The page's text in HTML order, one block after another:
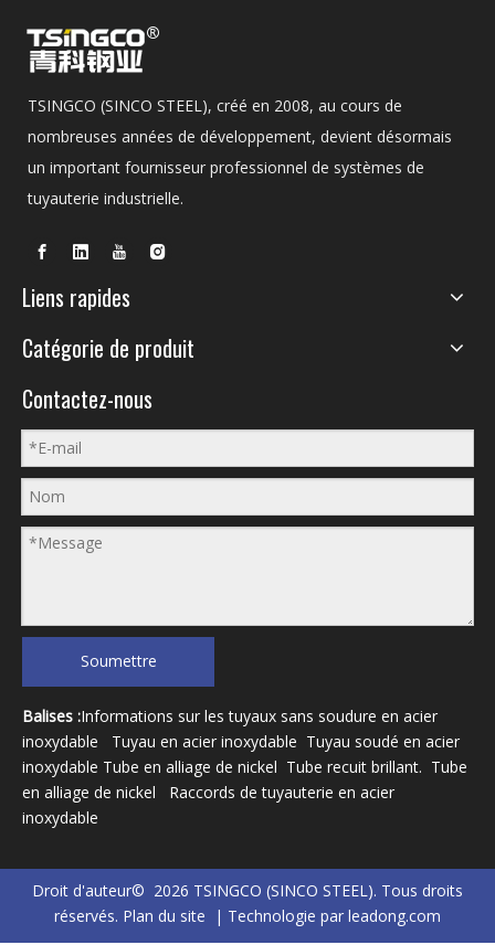
TSINGCO (SINCO STEEL), créé en 2008, au cours de
nombreuses années de développement, devient désormais
un important fournisseur professionnel de systèmes de
tuyauterie industrielle.
Liens rapides
Catégorie de produit
Contactez-nous
Soumettre
Balises :Informations sur les tuyaux sans soudure en acier
inoxydable
Tuyau en acier inoxydable Tuyau soudé en acier
inoxydable Tube en alliage de nickel Tube recuit brillant. Tube
en alliage de nickel
Raccords de tuyauterie en acier
inoxydable
Droit d'auteur© 2026 TSINGCO (SINCO STEEL). Tous droits
réservés. Plan du site | Technologie par leadong.com